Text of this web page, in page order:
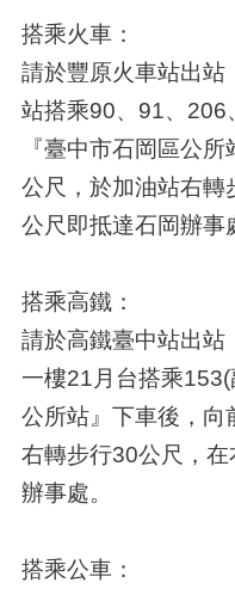
搭乘火車：
請於豐原火車站出站
站搭乘90、91、
『臺中市石岡區公
公尺，於加油站右轉
公尺即抵達石岡辦事
搭乘高鐵：
請於高鐵臺中站出站
一樓21月台搭乘
公所站』下車後，
右轉步行30公尺，
辦事處。
搭乘公車：